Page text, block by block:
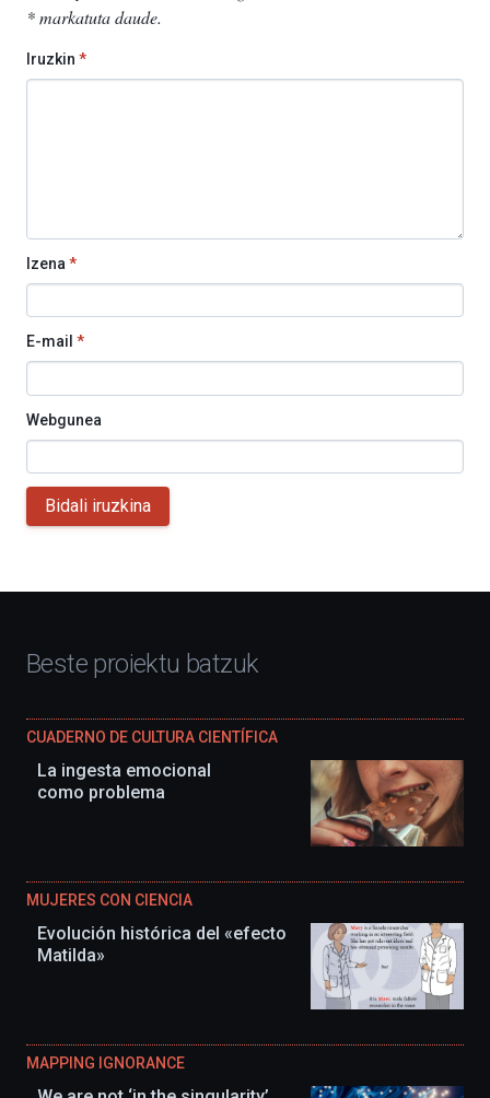
*markatuta daude.
Iruzkin *
Izena *
E-mail *
Webgunea
Bidali iruzkina
Beste proiektu batzuk
CUADERNO DE CULTURA CIENTÍFICA
La ingesta emocional
como problema
MUJERES CON CIENCIA
Evolución histórica del «efecto
Matilda»
MAPPING IGNORANCE